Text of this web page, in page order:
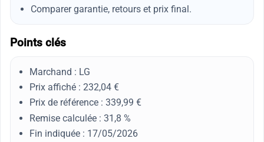
Comparer garantie, retours et prix final.
Points clés
Marchand : LG
Prix affiché : 232,04 €
Prix de référence : 339,99 €
Remise calculée : 31,8 %
Fin indiquée : 17/05/2026